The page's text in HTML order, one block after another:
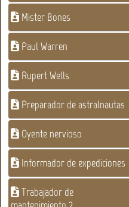
Mister Bones
Paul Warren
Rupert Wells
Preparador de astralnautas
Oyente nervioso
Informador de expediciones
Trabajador de